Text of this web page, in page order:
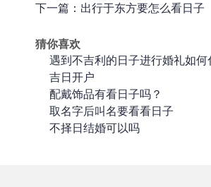
下一篇：出行于东方要怎么看日子
猜你喜欢
遇到不吉利的日子进行婚礼如何
吉日开户
配戴饰品有看日子吗？
取名字后叫名要看看日子
不择日结婚可以吗